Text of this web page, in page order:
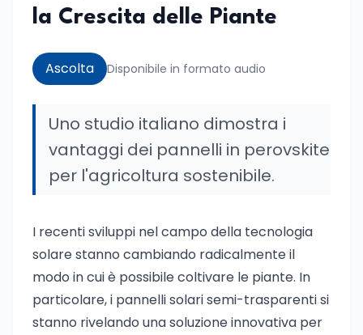
la Crescita delle Piante
Ascolta Disponibile in formato audio
Uno studio italiano dimostra i
vantaggi dei pannelli in perovskite
per l'agricoltura sostenibile.
I recenti sviluppi nel campo della tecnologia
solare stanno cambiando radicalmente il
modo in cui è possibile coltivare le piante. In
particolare, i pannelli solari semi-trasparenti si
stanno rivelando una soluzione innovativa per